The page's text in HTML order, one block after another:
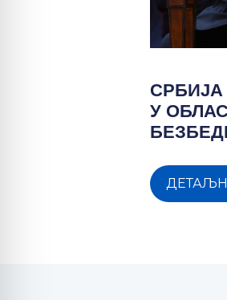
СРБИЈА
У